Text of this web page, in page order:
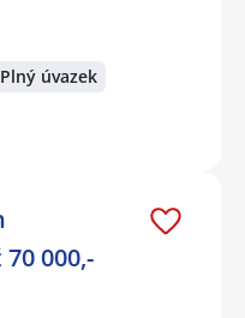
Plný úvazek
000,-